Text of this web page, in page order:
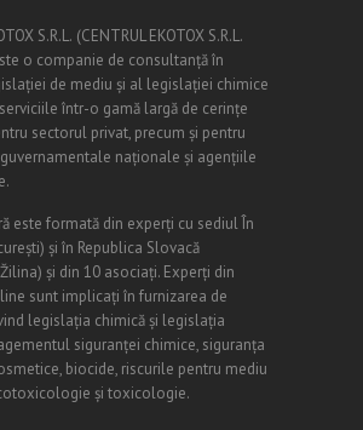
S.R.L. (CENTRUL EKOTOX S.R.L.
o companie de consultanță în
de mediu și al legislației chimice
într-o gamă largă de cerințe
sectorul privat, precum și pentru
naționale și agențiile
este formată din experți cu sediul În
) și în Republica Slovacă
și din 10 asociați. Experți din
sunt implicați în furnizarea de
legislația chimică și legislația
siguranței chimice, siguranța
biocide, riscurile pentru mediu
și toxicologie.